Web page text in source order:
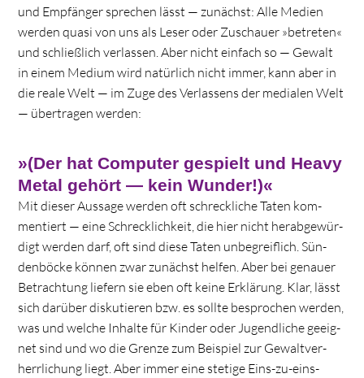
und Emp­fän­ger spre­chen lässt — zunächst: Alle Medien
wer­den quasi von uns als Leser oder Zuschauer »betre­ten«
und schließ­lich ver­las­sen. Aber nicht ein­fach so — Gewalt
in einem Medium wird natür­lich nicht immer, kann aber in
die reale Welt — im Zuge des Ver­las­sens der media­len Welt
— über­tra­gen werden:
»(Der hat Computer gespielt und Heavy
Metal gehört — kein Wunder!)«
Mit die­ser Aus­sage wer­den oft schreck­li­che Taten kom­
men­tiert — eine Schreck­lich­keit, die hier nicht her­ab­ge­wür­
digt wer­den darf, oft sind diese Taten unbe­greif­lich. Sün­
den­bö­cke kön­nen zwar zunächst hel­fen. Aber bei genauer
Betrach­tung lie­fern sie eben oft keine Erklä­rung. Klar, lässt
sich dar­über dis­ku­tie­ren bzw. es sollte bespro­chen wer­den,
was und wel­che Inhalte für Kin­der oder Jugend­li­che geeig­
net sind und wo die Grenze zum Bei­spiel zur Gewalt­ver­
herr­li­chung liegt. Aber immer eine ste­tige Eins-zu-eins-